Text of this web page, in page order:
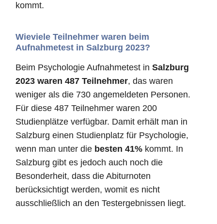
kommt.
Wieviele Teilnehmer waren beim
Aufnahmetest in Salzburg 2023?
Beim Psychologie Aufnahmetest in Salzburg
2023 waren 487 Teilnehmer, das waren
weniger als die 730 angemeldeten Personen.
Für diese 487 Teilnehmer waren 200
Studienplätze verfügbar. Damit erhält man in
Salzburg einen Studienplatz für Psychologie,
wenn man unter die besten 41% kommt. In
Salzburg gibt es jedoch auch noch die
Besonderheit, dass die Abiturnoten
berücksichtigt werden, womit es nicht
ausschließlich an den Testergebnissen liegt.